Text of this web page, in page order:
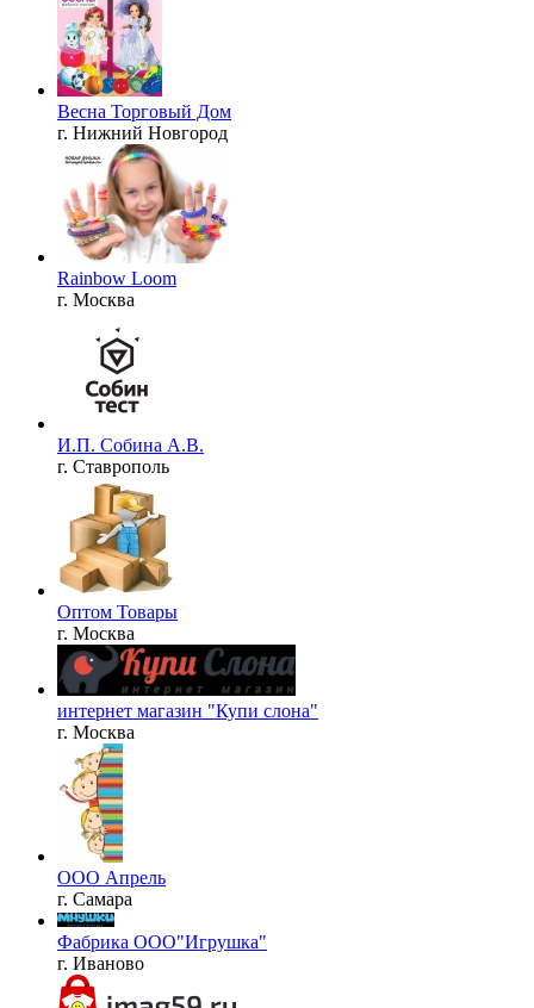
Весна Торговый Дом
г. Нижний Новгород
Rainbow Loom
г. Москва
И.П. Собина А.В.
г. Ставрополь
Оптом Товары
г. Москва
интернет магазин "Купи слона"
г. Москва
ООО Апрель
г. Самара
Фабрика ООО"Игрушка"
г. Иваново